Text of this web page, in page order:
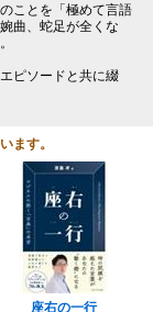
ことを「極めて言語
曲、蛇足が全くな
ピソードと共に綴
ます。
座右の一行